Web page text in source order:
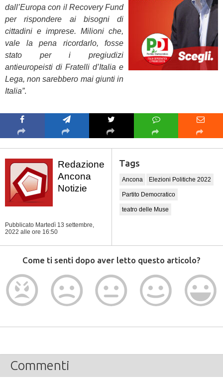
dall’Europa con il Recovery Fund
per rispondere ai bisogni di
cittadini e imprese. Milioni che,
vale la pena ricordarlo, fosse
stato per i pregiudizi
antieuropeisti di Fratelli d’Italia e
Lega, non sarebbero mai giunti in
Italia”.
Redazione
Ancona
Notizie
Pubblicato Martedì 13 settembre,
2022 alle ore 16:50
Tags
Ancona Elezioni Politiche 2022
Partito Democratico
teatro delle Muse
Come ti senti dopo aver letto questo articolo?
Commenti